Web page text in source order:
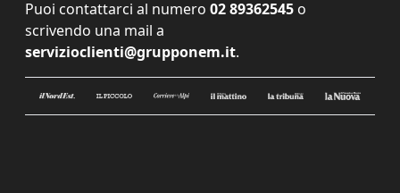
Puoi contattarci al numero 02 89362545 o
scrivendo una mail a
servizioclienti@grupponem.it.